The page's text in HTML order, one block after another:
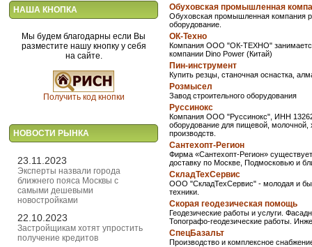
НАША КНОПКА
Мы будем благодарны если Вы
разместите нашу кнопку у себя
на сайте.
Получить код кнопки
НОВОСТИ РЫНКА
23.11.2023
Эксперты назвали города
ближнего пояса Москвы с
самыми дешевыми
новостройками
22.10.2023
Застройщикам хотят упростить
получение кредитов
Обуховская промышленная
Обуховская промышленная компания
оборудование.
ОК-Техно
Компания ООО "ОК-ТЕХНО" занимается
компании Dino Power (Китай)
Пин-инструмент
Купить резцы, станочная оснастка,
Розмысел
Завод строительного оборудования
Руссинокс
Компания ООО "Руссинокс", ИНН
оборудование для пищевой,
производств.
Сантехопт-Регион
Фирма «Сантехопт-Регион»
доставку по Москве, Подмосковью и
СкладТехСервис
ООО "СкладТехСервис" - молодая и
техники.
Скорая геодезическая помощь
Геодезические работы и услуги.
Топографо-геодезические работы.
СпецБазальт
Производство и комплексное